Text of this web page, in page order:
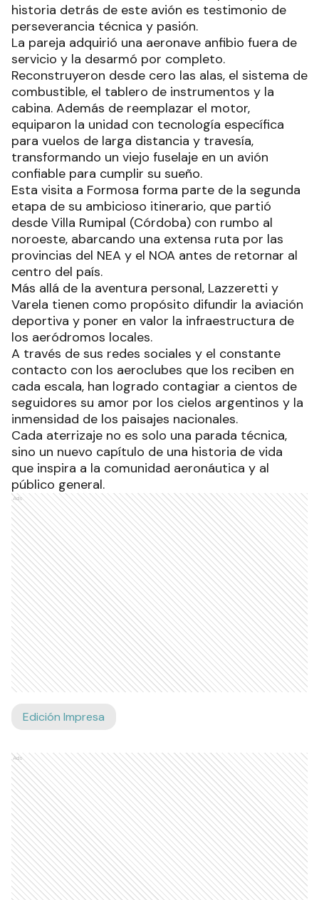
historia detrás de este avión es testimonio de
perseverancia técnica y pasión.
La pareja adquirió una aeronave anfibio fuera de
servicio y la desarmó por completo.
Reconstruyeron desde cero las alas, el sistema de
combustible, el tablero de instrumentos y la
cabina. Además de reemplazar el motor,
equiparon la unidad con tecnología específica
para vuelos de larga distancia y travesía,
transformando un viejo fuselaje en un avión
confiable para cumplir su sueño.
Esta visita a Formosa forma parte de la segunda
etapa de su ambicioso itinerario, que partió
desde Villa Rumipal (Córdoba) con rumbo al
noroeste, abarcando una extensa ruta por las
provincias del NEA y el NOA antes de retornar al
centro del país.
Más allá de la aventura personal, Lazzeretti y
Varela tienen como propósito difundir la aviación
deportiva y poner en valor la infraestructura de
los aeródromos locales.
A través de sus redes sociales y el constante
contacto con los aeroclubes que los reciben en
cada escala, han logrado contagiar a cientos de
seguidores su amor por los cielos argentinos y la
inmensidad de los paisajes nacionales.
Cada aterrizaje no es solo una parada técnica,
sino un nuevo capítulo de una historia de vida
que inspira a la comunidad aeronáutica y al
público general.
Ads
Edición Impresa
Ads